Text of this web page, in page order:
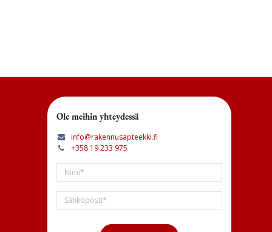
Ole meihin yhteydessä
info@rakennusapteekki.fi
+358 19 233 975